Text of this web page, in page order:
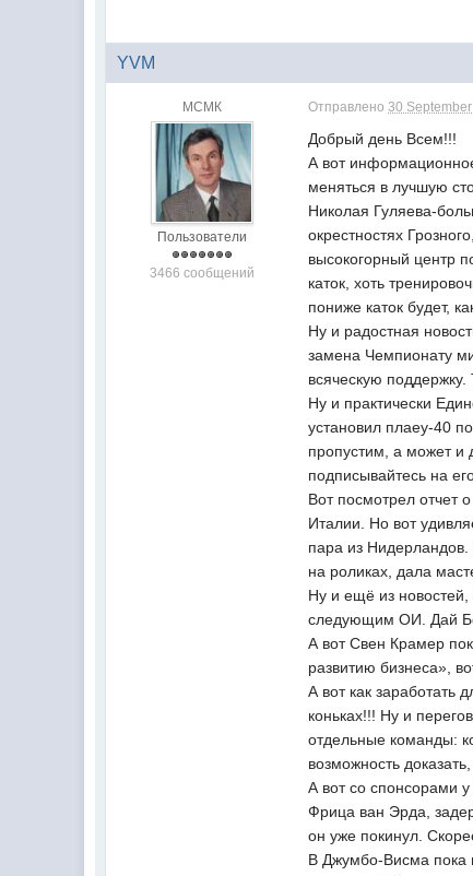
YVM
МСМК
Пользователи
3466 сообщений
Отправлено30
Добрый день Всем!!!
А вот
меняться в лучшую
Николая Гуляева-
окрестностях
высокогорный центр
каток, хоть
пониже каток будет,
Ну и радостная
замена Чемпионату
всяческую
Ну и практически
установил плаеу-40
пропустим, а может и
подписывайтесь на
Вот посмотрел отчет
Италии. Но вот
пара из
на роликах, дала
Ну и ещё из новостей,
следующим ОИ. Дай
А вот Свен Крамер
развитию бизнеса»,
А вот как заработать
коньках!!! Ну и
отдельные команды:
возможность
А вот со спонсорами
Фрица ван Эрда,
он уже покинул.
В Джумбо-Висма пока